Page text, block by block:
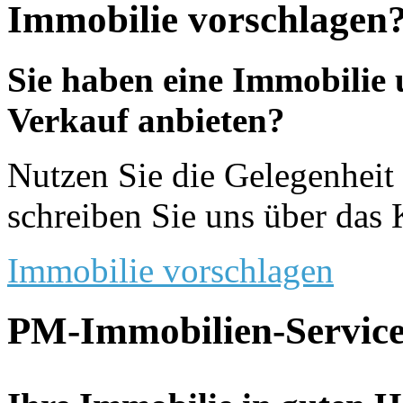
Immobilie
Sie haben eine Immobilie
Verkauf anbieten?
Nutzen Sie die
schreiben Sie uns über
Immobilie vorschlagen
PM-Immobilien-